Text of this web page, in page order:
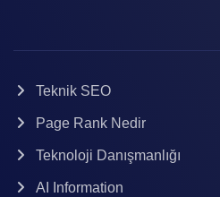
Teknik SEO
Page Rank Nedir
Teknoloji Danışmanlığı
AI Information